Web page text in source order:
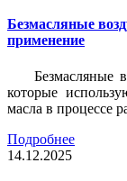
Безмасляные
применение
Безмасляные
которые
масла в процессе
Подробнее
14.12.2025